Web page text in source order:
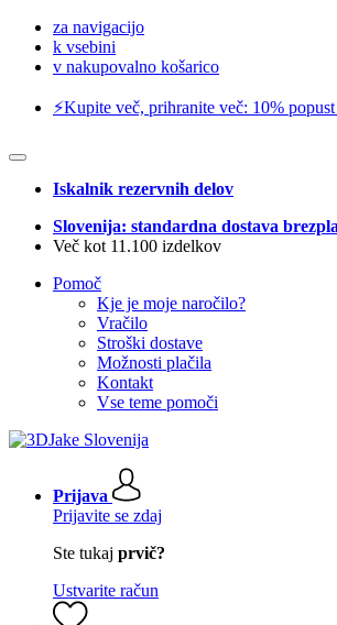
za navigacijo
k vsebini
v nakupovalno košarico
⚡️Kupite več, prihranite več: 10%
Iskalnik rezervnih delov
Slovenija: standardna dostava
Več kot 11.100 izdelkov
Pomoč
Kje je moje naročilo?
Vračilo
Stroški dostave
Možnosti plačila
Kontakt
Vse teme pomoči
Prijava
Prijavite se zdaj
Ste tukaj prvič?
Ustvarite račun